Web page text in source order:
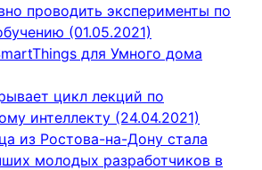
проводить эксперименты по
(01.05.2021)
для Умного дома
цикл лекций по
интеллекту (24.04.2021)
из Ростова-на-Дону стала
молодых разработчиков в